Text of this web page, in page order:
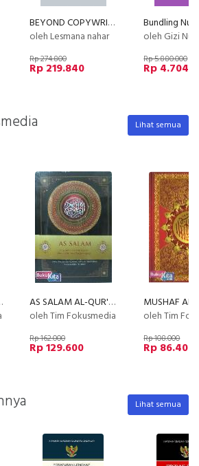
BEYOND COPYWRITING (E-Course)
oleh Lesmana nahar
Rp 274.800
Rp 219.840
oleh Gizi
Rp 5.880.000
Rp
Lihat semua
Nilai (PPn BM)
AS SALAM AL-QUR'AN TRANSITERASI ARAB-LATIN
oleh Tim Fokusmedia
Rp 162.000
Rp 129.600
oleh Tim
Rp 108.000
Rp 86.400
Lihat semua